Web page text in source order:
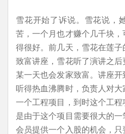
雪花开始了诉说。雪花说，
苦，一个月也才赚个几千块
得很好。前几天，雪花在莲
致富讲座，雪花听了演讲之
某一天也会发家致富。讲座
听得热血沸腾时，负责人对
一个工程项目，到时这个工
是由于这个项目需要很大的
会员提供一个入股的机会，